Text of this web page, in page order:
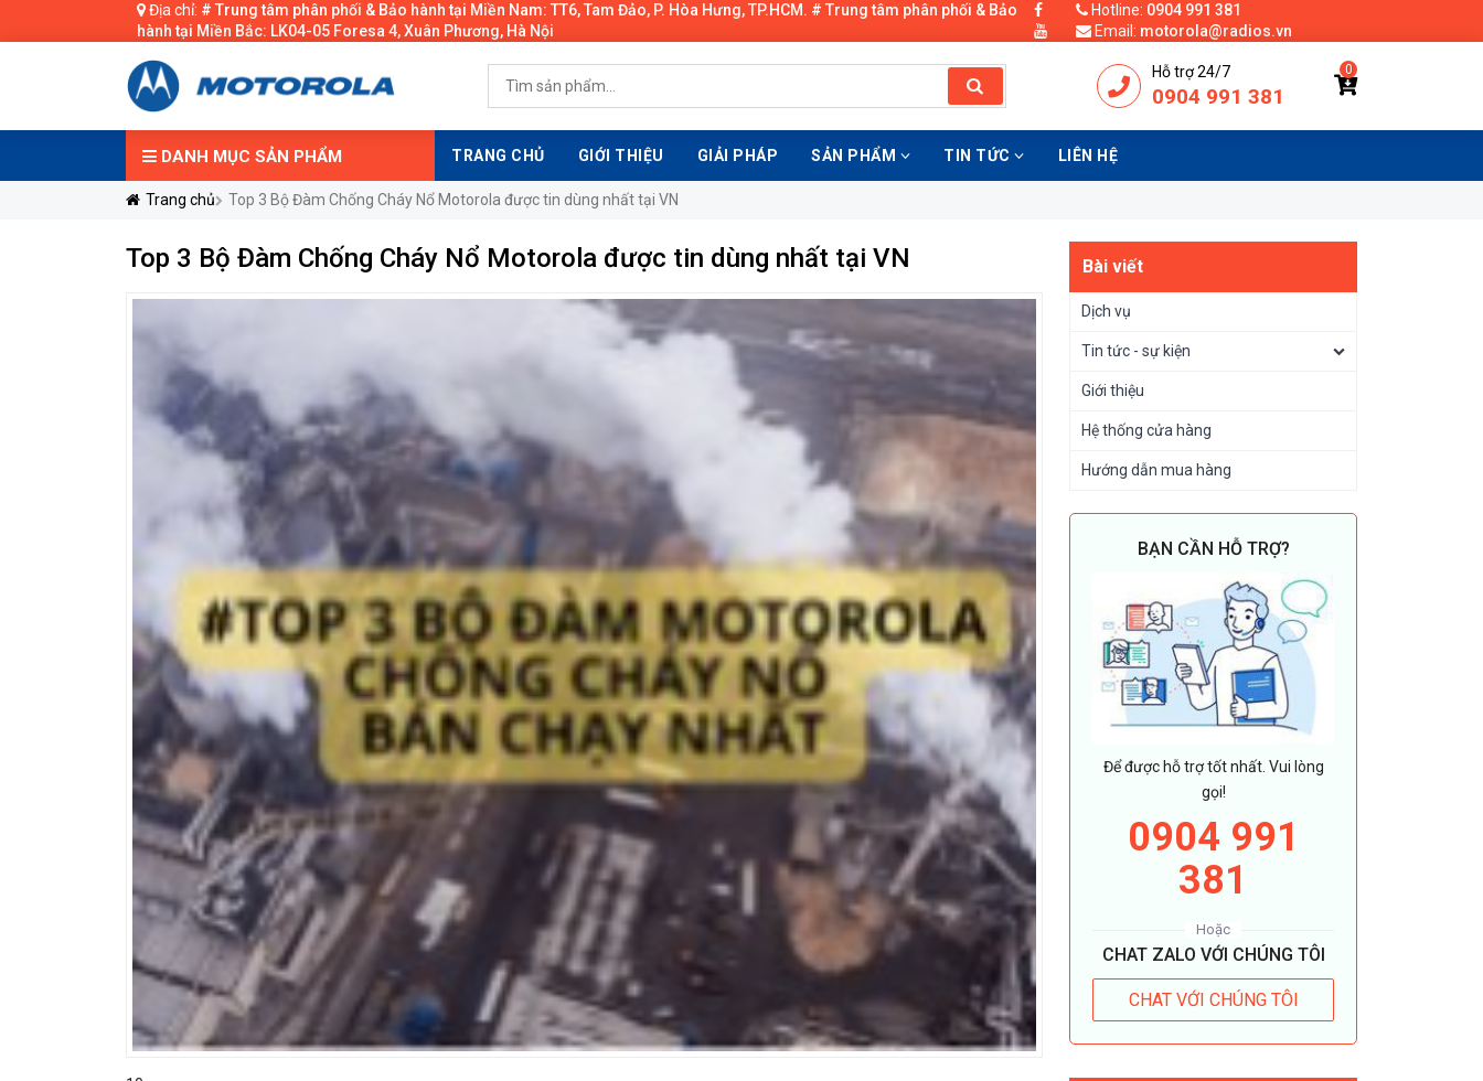
Địa chỉ: # Trung tâm phân phối & Bảo hành tại Miền Nam: TT6, Tam Đảo, P. Hòa Hưng, TP.HCM. # Trung tâm phân phối & Bảo
hành tại Miền Bắc: LK04-05 Foresa 4, Xuân Phương, Hà Nội
Hotline: 0904 991 381
Email: motorola@radios.vn
Hỗ trợ 24/7
0904 991 381
0
DANH MỤC SẢN PHẨM TRANG CHỦ GIỚI THIỆU GIẢI PHÁP SẢN PHẨM TIN TỨC LIÊN HỆ
Trang chủ Top 3 Bộ Đàm Chống Cháy Nổ Motorola được tin dùng nhất tại VN
Top 3 Bộ Đàm Chống Cháy Nổ Motorola được tin dùng nhất tại VN Bài viết
Dịch vụ
Tin tức - sự kiện
Giới thiệu
Hệ thống cửa hàng
Hướng dẫn mua hàng
BẠN CẦN HỖ TRỢ?
Để được hỗ trợ tốt nhất. Vui lòng
gọi!
0904 991
381
Hoặc
CHAT ZALO VỚI CHÚNG TÔI
CHAT VỚI CHÚNG TÔI